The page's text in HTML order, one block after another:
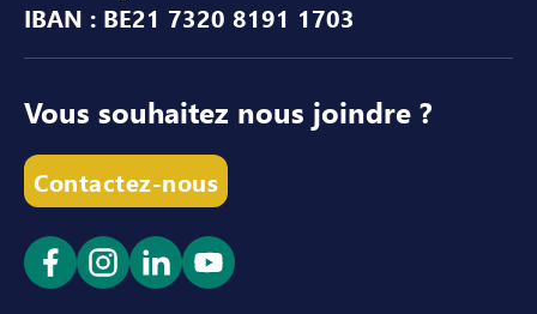
IBAN : BE21 7320 8191 1703
Vous souhaitez nous joindre ?
Contactez-nous
Ouvrir le lien dans un nouvel onglet
Ouvrir le lien dans un nouvel onglet
Ouvrir le lien dans un nouvel
Ouvrir le lien dans un